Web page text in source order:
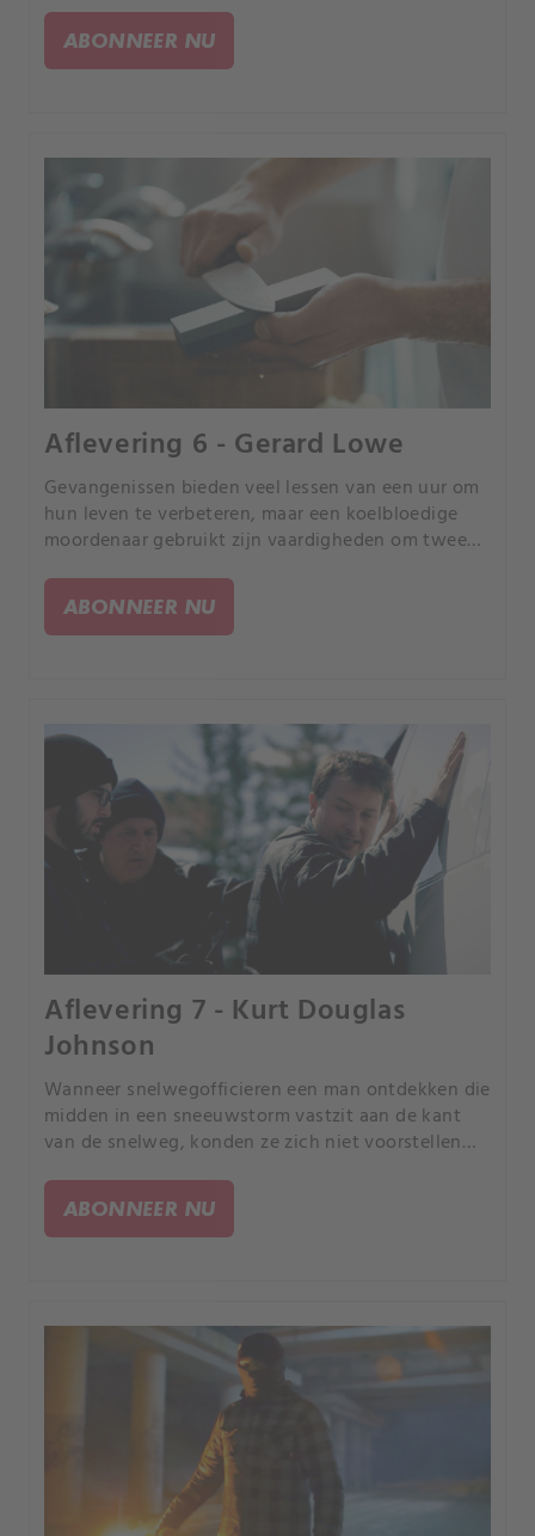
haar te vinden, maar haar man Tim helpt niet.
ABONNEER NU
Aflevering 6 - Gerard Lowe
Gevangenissen bieden veel lessen van een uur om
hun leven te verbeteren, maar een koelbloedige
moordenaar gebruikt zijn vaardigheden om twee
Aziatische landen verdwijnen binnen enkele dagen.
ABONNEER NU
Aflevering 7 - Kurt Douglas
Johnson
Wanneer snelwegofficieren een man ontdekken die
midden in een sneeuwstorm vastzit aan de kant
van de snelweg, konden ze zich niet voorstellen
moordenaar helpen ontsnappen.
ABONNEER NU